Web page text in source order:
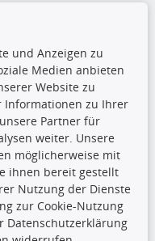
Daten,
die gesamte Datenbank,
werden. Es ist zu
Datenbank ohne
zu
durch Dritte ausführen
eine
verfolgt.
und Anzeigen zu
Medien anbieten
Website zu
Informationen zu Ihrer
Partner für
weiter. Unsere
möglicherweise mit
ihnen bereit gestellt
Nutzung der Dienste
zur Cookie-Nutzung
Datenschutzerklärung